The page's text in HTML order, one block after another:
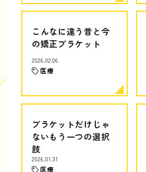
こんなに違う昔と今
の矯正ブラケット
2026.02.06
医療
ブラケットだけじゃ
ないもう一つの選択
肢
2026.01.31
医療